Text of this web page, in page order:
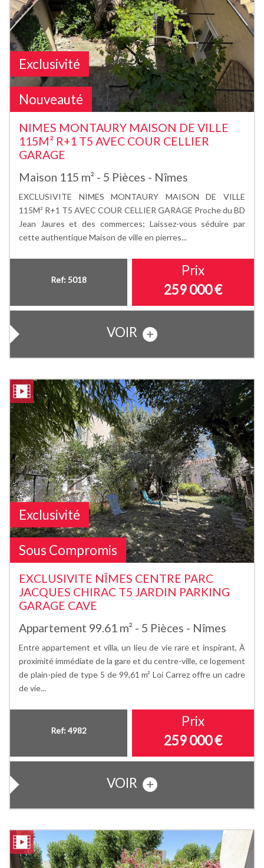
Exclusivité
Nouveauté
NIMES MONTAURY MAISON DE VILLE
115M² R+1 T5 AVEC COUR CELLIER
GARAGE
Maison 115 m² - 5 Pièces - Nîmes
EXCLUSIVITE NIMES MONTAURY MAISON DE VILLE
115M² R+1 T5 AVEC COUR CELLIER GARAGE Proche du BD
Jean Jaures et des commerces; Laissez-vous séduire par
cette authentique Maison de ville en pierres...
Ref: 5018
Prix
259 000€
VOIR
Sous Compromis
Exclusivité
EXCLUSIVITE NÎMES CENTRE PARC
JACQUES CHIRAC T5 JARDIN PARKING
GARAGE CAVE
Appartement 99.61 m² - 5 Pièces - Nîmes
Entre appartement et villa, un lieu de vie rare et inspirant, À
proximité immédiate de la gare et du centre-ville, ce logement
de plain-pied de type 5 de 99,61 m² Loi Carrez offre un cadre
de vie...
Ref: 4982
Prix
259 000€
VOIR